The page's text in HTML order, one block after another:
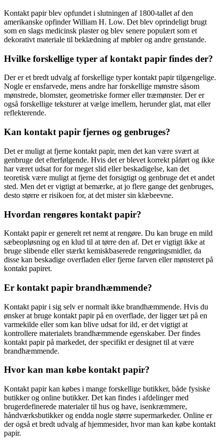
Kontakt papir blev opfundet i slutningen af 1800-tallet af den
amerikanske opfinder William H. Low. Det blev oprindeligt brugt
som en slags medicinsk plaster og blev senere populært som et
dekorativt materiale til beklædning af møbler og andre genstande.
Hvilke forskellige typer af kontakt papir findes der?
Der er et bredt udvalg af forskellige typer kontakt papir tilgængelige.
Nogle er ensfarvede, mens andre har forskellige mønstre såsom
mønstrede, blomster, geometriske former eller træmønster. Der er
også forskellige teksturer at vælge imellem, herunder glat, mat eller
reflekterende.
Kan kontakt papir fjernes og genbruges?
Det er muligt at fjerne kontakt papir, men det kan være svært at
genbruge det efterfølgende. Hvis det er blevet korrekt påført og ikke
har været udsat for for meget slid eller beskadigelse, kan det
teoretisk være muligt at fjerne det forsigtigt og genbruge det et andet
sted. Men det er vigtigt at bemærke, at jo flere gange det genbruges,
desto større er risikoen for, at det mister sin klæbeevne.
Hvordan rengøres kontakt papir?
Kontakt papir er generelt ret nemt at rengøre. Du kan bruge en mild
sæbeopløsning og en klud til at tørre den af. Det er vigtigt ikke at
bruge slibende eller stærkt kemiskbaserede rengøringsmidler, da
disse kan beskadige overfladen eller fjerne farven eller mønsteret på
kontakt papiret.
Er kontakt papir brandhæmmende?
Kontakt papir i sig selv er normalt ikke brandhæmmende. Hvis du
ønsker at bruge kontakt papir på en overflade, der ligger tæt på en
varmekilde eller som kan blive udsat for ild, er det vigtigt at
kontrollere materialets brandhæmmende egenskaber. Der findes
kontakt papir på markedet, der specifikt er designet til at være
brandhæmmende.
Hvor kan man købe kontakt papir?
Kontakt papir kan købes i mange forskellige butikker, både fysiske
butikker og online butikker. Det kan findes i afdelinger med
brugerdefinerede materialer til hus og have, isenkræmmere,
håndværksbutikker og endda nogle større supermarkeder. Online er
der også et bredt udvalg af hjemmesider, hvor man kan købe kontakt
papir.